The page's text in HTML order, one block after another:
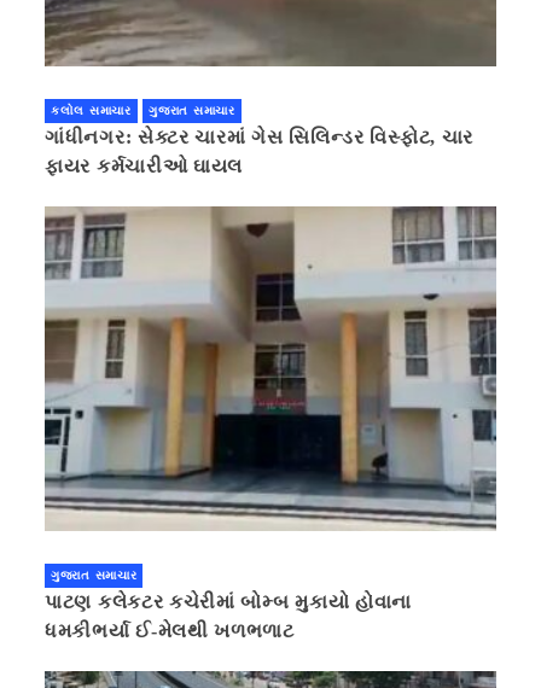
કલોલ સમાચાર ગુજરાત સમાચાર
ગાંધીનગર: સેક્ટર ચારમાં ગેસ સિલિન્ડર વિસ્ફોટ, ચાર
ફાયર કર્મચારીઓ ઘાયલ
ગુજરાત સમાચાર
પાટણ કલેકટર કચેરીમાં બોમ્બ મુકાયો હોવાના
ધમકીભર્યા ઈ-મેલથી ખળભળાટ